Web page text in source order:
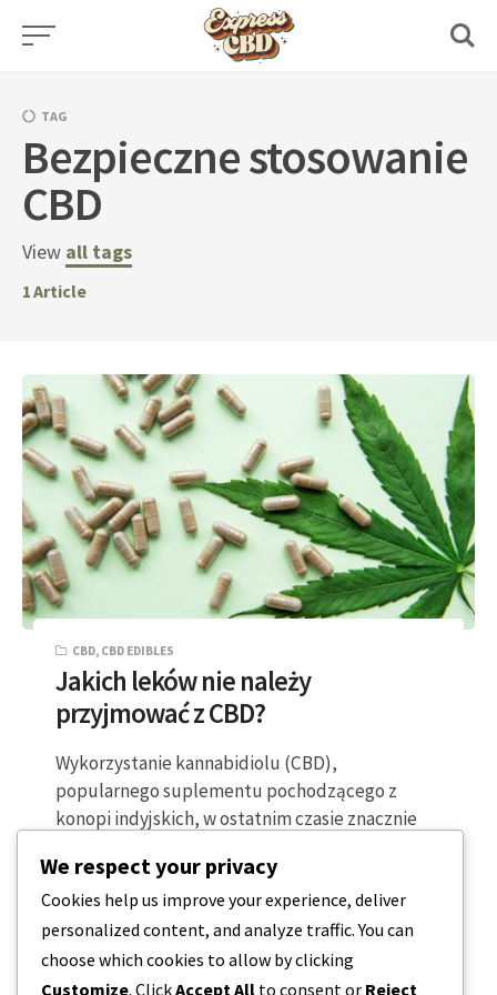
Skip
TAG
Bezpieczne stosowanie
CBD
View all tags
1Article
CBD, CBD EDIBLES
Jakich leków nie należy
przyjmować z CBD?
Wykorzystanie kannabidiolu (CBD),
popularnego suplementu pochodzącego z
konopi indyjskich, w ostatnim czasie znacznie
spektrum schorzeń,…
5 MINUTY CZYTANIA 2023-12-20
We respect your privacy
Cookies help us improve your experience, deliver
personalized content, and analyze traffic. You can
choose which cookies to allow by clicking
Customize. ClickAccept All to consent or Reject